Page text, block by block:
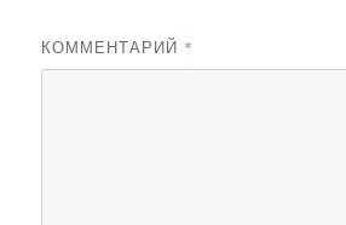
КОММЕНТАРИЙ *